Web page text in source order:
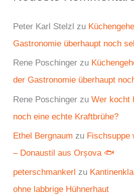
Peter Karl Stelzl zu
Gastronomie überhaupt noch
Rene Poschinger zu
der Gastronomie überhaupt
Rene Poschinger zuWer kocht
noch eine echte Kraftbrühe?
Ethel Bergnaum zu Fischsuppe
– Donaustil aus Orșova 🐟
peterschmankerl zu
ohne labbrige Hühnerhaut